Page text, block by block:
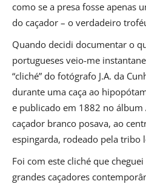
como se a presa fosse apenas
do caçador – o verdadeiro
Quando decidi documentar o
portugueses veio-me
“cliché” do fotógrafo J.A. da
durante uma caça ao
e publicado em 1882 no álbum
caçador branco posava, ao
espingarda, rodeado pela tribo
Foi com este cliché que
grandes caçadores